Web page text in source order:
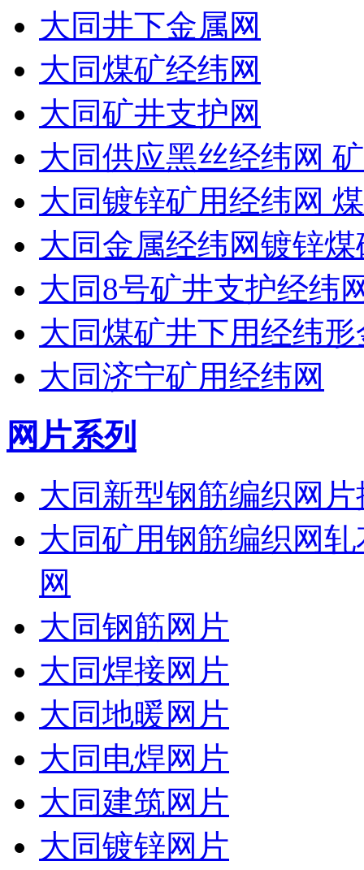
大同井下金属网
大同煤矿经纬网
大同矿井支护网
大同供应黑丝经纬网
大同镀锌矿用经纬网
大同金属经纬网镀锌
大同8号矿井支护经纬
大同煤矿井下用经纬
大同济宁矿用经纬网
网片系列
大同新型钢筋编织网
大同矿用钢筋编织网
网
大同钢筋网片
大同焊接网片
大同地暖网片
大同电焊网片
大同建筑网片
大同镀锌网片